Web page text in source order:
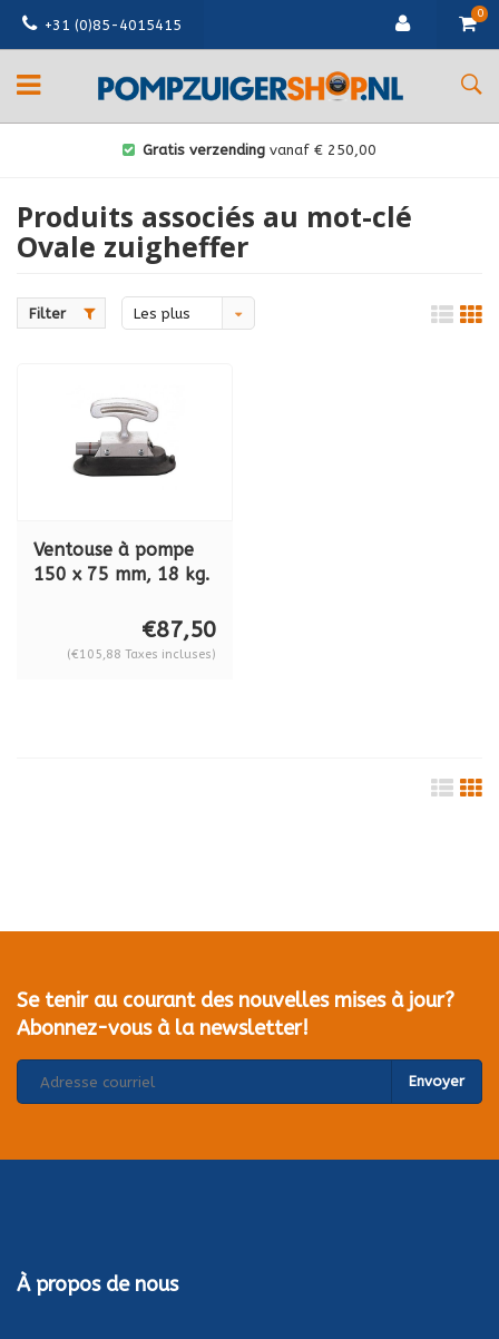
+31 (0)85-4015415
0
Gratis verzending vanaf € 250,00
Produits associés au mot-clé
Ovale zuigheffer
Filter
Les plus
Ventouse à pompe
150 x 75 mm, 18 kg.
€87,50
(€105,88 Taxes incluses)
Se tenir au courant des nouvelles mises à jour?
Abonnez-vous à la newsletter!
Envoyer
À propos de nous